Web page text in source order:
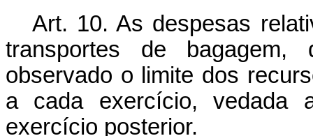
Art. 10. As despesas
transportes de bagagem,
observado o limite dos
a cada exercício, vedada
exercício posterior.